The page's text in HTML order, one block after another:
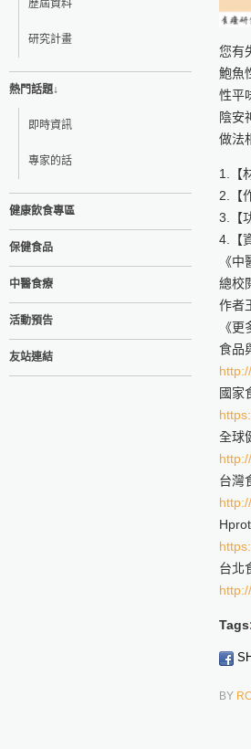
歷屆資料
研究計畫
熱門話題↓
即時資訊
專家的話
健康飲食專區
保健食品
中醫食療
活動預告
友站連結
您有
鮑魚
性平
陰安
做法
1.【
2.【
3.【
4.【
《中
總校
作者
《
食品
國家
全球
台灣
台北
BY